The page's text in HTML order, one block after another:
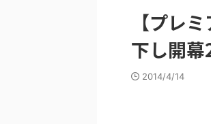
【プレ
下し開
2014/4/14